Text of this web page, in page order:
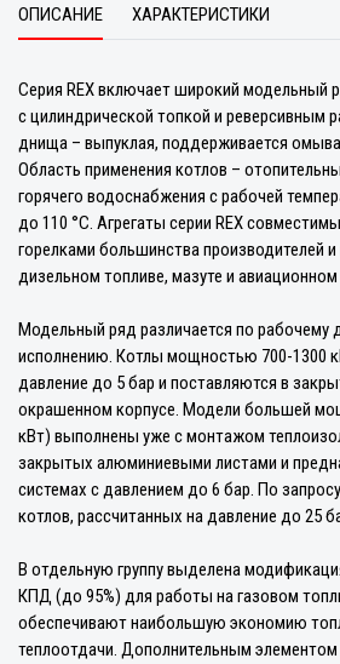
ОПИСАНИЕ ХАРАКТЕРИСТИКИ
Серия REX включает широкий модельный
с цилиндрической топкой и реверсивным
днища – выпуклая, поддерживается
Область применения котлов –
горячего водоснабжения с рабочей
до 110 °C. Агрегаты серии REX
горелками большинства производителей и
дизельном топливе, мазуте и авиационном
Модельный ряд различается по рабочему
исполнению. Котлы мощностью 700-1300
давление до 5 бар и поставляются в
окрашенном корпусе. Модели большей
кВт) выполнены уже с монтажом
закрытых алюминиевыми листами и
системах с давлением до 6 бар. По
котлов, рассчитанных на давление до 25
В отдельную группу выделена
КПД (до 95%) для работы на газовом
обеспечивают наибольшую экономию
теплоотдачи. Дополнительным элементом